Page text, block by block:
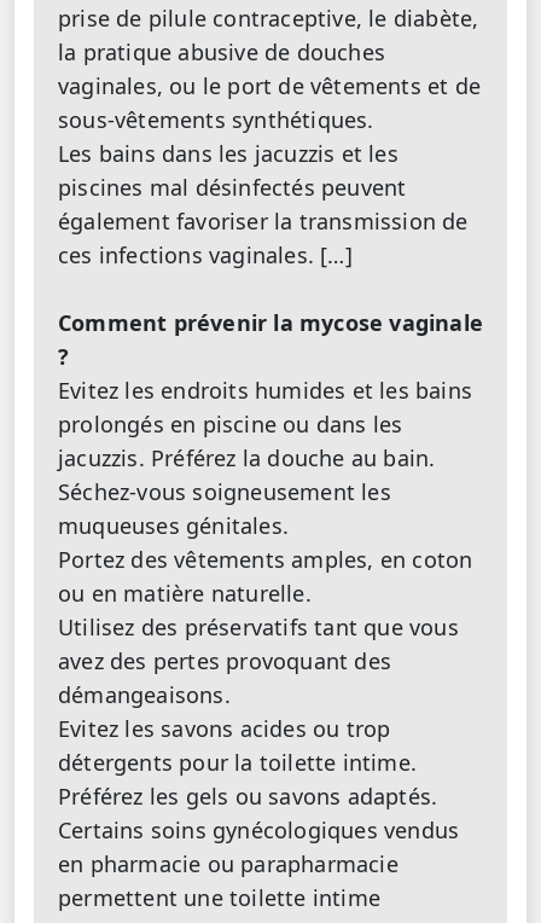
prise de pilule contraceptive, le diabète,
la pratique abusive de douches
vaginales, ou le port de vêtements et de
sous-vêtements synthétiques.
Les bains dans les jacuzzis et les
piscines mal désinfectés peuvent
également favoriser la transmission de
ces infections vaginales. […]
Comment prévenir la mycose vaginale
?
Evitez les endroits humides et les bains
prolongés en piscine ou dans les
jacuzzis. Préférez la douche au bain.
Séchez-vous soigneusement les
muqueuses génitales.
Portez des vêtements amples, en coton
ou en matière naturelle.
Utilisez des préservatifs tant que vous
avez des pertes provoquant des
démangeaisons.
Evitez les savons acides ou trop
détergents pour la toilette intime.
Préférez les gels ou savons adaptés.
Certains soins gynécologiques vendus
en pharmacie ou parapharmacie
permettent une toilette intime